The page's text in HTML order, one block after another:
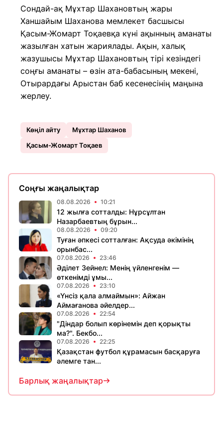
Сондай-ақ Мұхтар Шахановтың жары
Ханшайым Шаханова мемлекет басшысы
Қасым-Жомарт Тоқаевқа күні ақынның аманаты
жазылған хатын жариялады. Ақын, халық
жазушысы Мұхтар Шахановтың тірі кезіндегі
соңғы аманаты – өзін ата-бабасының мекені,
Отырардағы Арыстан баб кесенесінің маңына
жерлеу.
Көңіл айту
Мұхтар Шаханов
Қасым-Жомарт Тоқаев
Соңғы жаңалықтар
08.08.2026 10:21
12 жылға сотталды: Нұрсұлтан
Назарбаевтың бұрын...
08.08.2026 09:20
Туған әпкесі сотталған: Ақсуда әкімінің
орынбас...
07.08.2026 23:46
Әділет Зейнел: Менің үйленгенім —
өткенімді ұмы...
07.08.2026 23:10
«Үнсіз қала алмаймын»: Айжан
Аймағанова әйелдер...
07.08.2026 22:54
"Діндар болып көрінемін деп қорықты
ма?". Бекбо...
07.08.2026 22:25
Қазақстан футбол құрамасын басқаруға
әлемге тан...
Барлық жаңалықтар